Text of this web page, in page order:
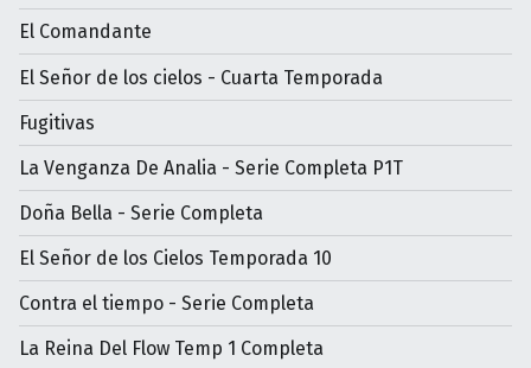
El Comandante
El Señor de los cielos - Cuarta Temporada
Fugitivas
La Venganza De Analia - Serie Completa P1T
Doña Bella - Serie Completa
El Señor de los Cielos Temporada 10
Contra el tiempo - Serie Completa
La Reina Del Flow Temp 1 Completa